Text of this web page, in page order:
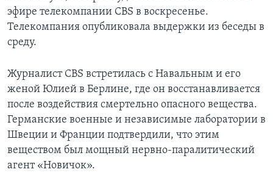
эфире телекомпании CBS в воскресенье.
Телекомпания опyбликовала выдержки из беседы в
среду.
Журналист CBS встретилась с Навальным и его
женой Юлией в Берлине, где он восстанавливается
после воздействия смертельно опасного вещества.
Германские военные и независимые лаборатории в
Швеции и Франции подтвердили, что этим
веществом был мощный нервно-паралитический
агент «Новичок».